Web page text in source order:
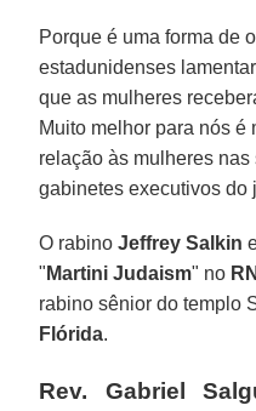
Porque é uma forma de
estadunidenses
que as mulheres
Muito melhor para nós é
relação às mulheres
gabinetes executivos do
O rabinoJeffrey Salkin
" Martini Judaism" no
rabino sênior do templo
Flórida.
Rev. Gabriel